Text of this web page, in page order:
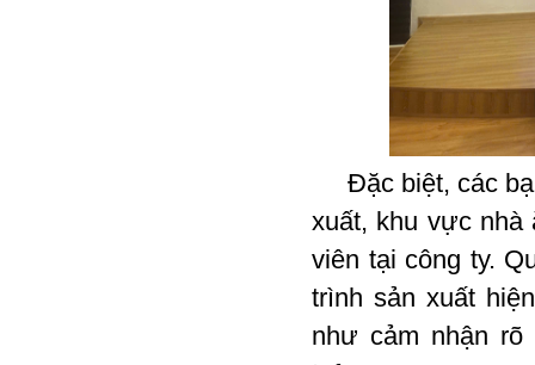
Đặc biệt, các
xuất, khu vực nhà
viên tại công ty.
trình sản xuất
như cảm nhận rõ